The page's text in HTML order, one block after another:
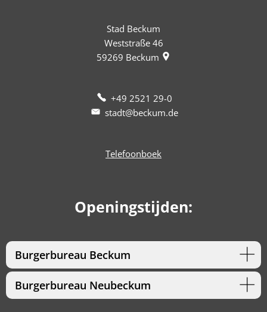
Stad Beckum
Weststraße 46
59269 Beckum
+49 2521 29-0
stadt@beckum.de
Telefoonboek
Openingstijden:
Burgerbureau Beckum
Burgerbureau Neubeckum